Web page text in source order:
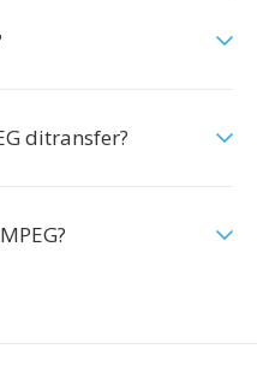
ditransfer?